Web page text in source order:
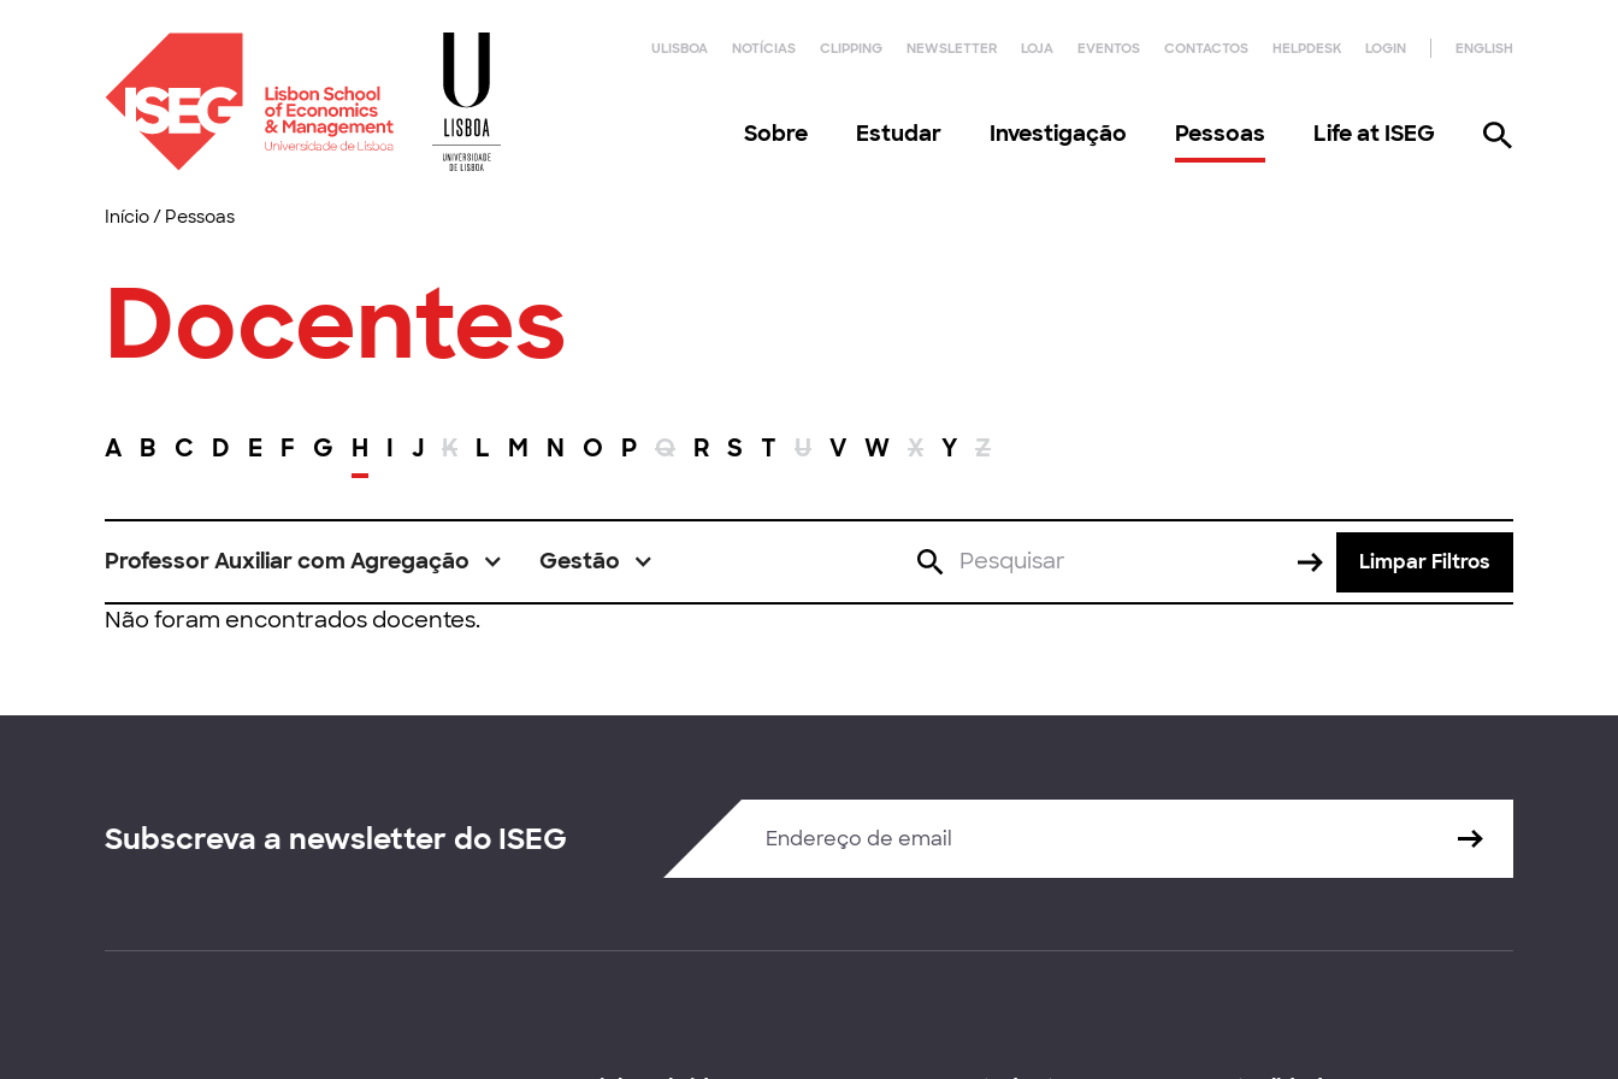
ULISBOA NOTÍCIAS CLIPPING NEWSLETTER LOJA EVENTOS CONTACTOS HELPDESK LOGIN ENGLISH
Sobre Estudar Investigação Pessoas Life at ISEG
Início/ Pessoas
Docentes
A B C D E F G H I J K L M N O P Q R S T U V W X Y Z
Professor Auxiliar com Agregação Gestão Limpar Filtros
Não foram encontrados docentes.
Subscreva a newsletter do ISEG